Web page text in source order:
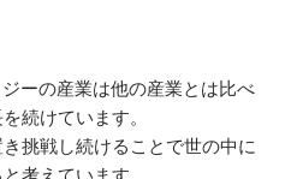
ーの産業は他の産業とは比べ
続けています。
挑戦し続けることで世の中に